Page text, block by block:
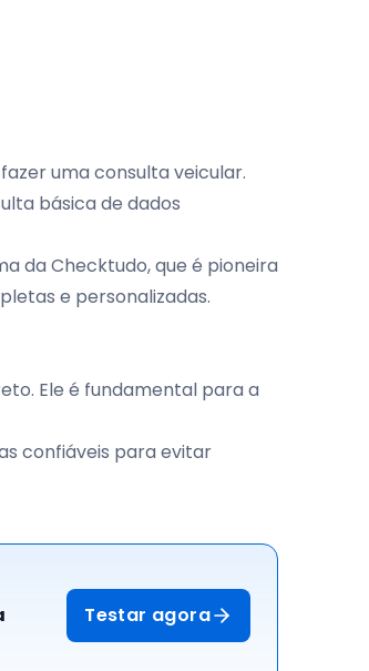
uma consulta veicular.
básica de dados
da Checktudo, que é pioneira
e personalizadas.
Ele é fundamental para a
confiáveis para evitar
Testar agora